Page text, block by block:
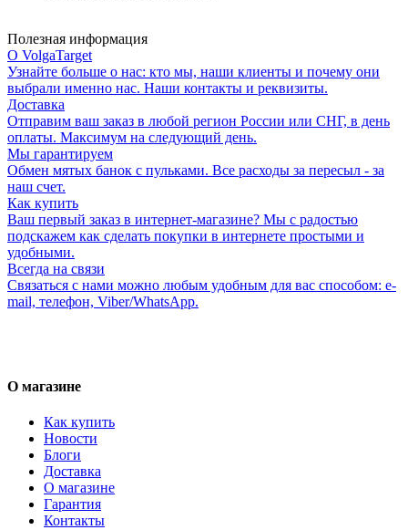
Полезная информация
О VolgaTarget
Узнайте больше о нас: кто мы, наши клиенты и почему они
выбрали именно нас. Наши контакты и реквизиты.
Доставка
Отправим ваш заказ в любой регион России или СНГ, в день
оплаты. Максимум на следующий день.
Мы гарантируем
Обмен мятых банок с пульками. Все расходы за пересыл - за
наш счет.
Как купить
Ваш первый заказ в интернет-магазине? Мы с радостью
подскажем как сделать покупки в интернете простыми и
удобными.
Всегда на связи
Связаться с нами можно любым удобным для вас способом: e-
mail, телефон, Viber/WhatsApp.
О магазине
Как купить
Новости
Блоги
Доставка
О магазине
Гарантия
Контакты